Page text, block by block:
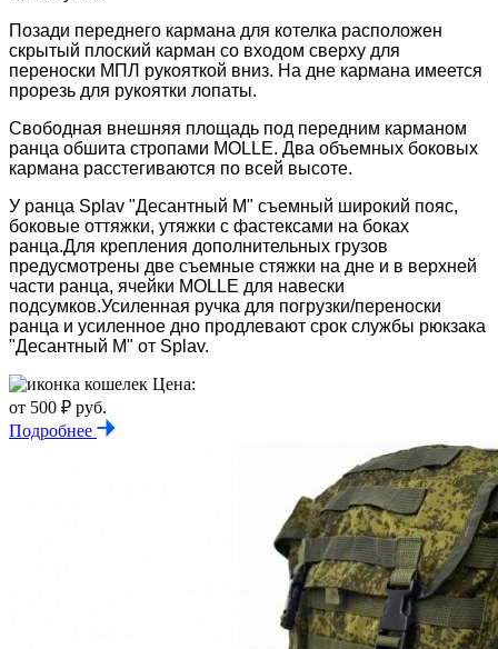
Позади переднего кармана для котелка расположен
скрытый плоский карман со входом сверху для
переноски МПЛ рукояткой вниз. На дне кармана имеется
прорезь для рукоятки лопаты.
Свободная внешняя площадь под передним карманом
ранца обшита стропами MOLLE. Два объемных боковых
кармана расстегиваются по всей высоте.
У ранца Splav "Десантный М" съемный широкий пояс,
боковые оттяжки, утяжки с фастексами на боках
ранца.Для крепления дополнительных грузов
предусмотрены две съемные стяжки на дне и в верхней
части ранца, ячейки MOLLE для навески
подсумков.Усиленная ручка для погрузки/переноски
ранца и усиленное дно продлевают срок службы рюкзака
"Десантный М" от Splav.
Цена:
от 500 ₽ руб.
Подробнее